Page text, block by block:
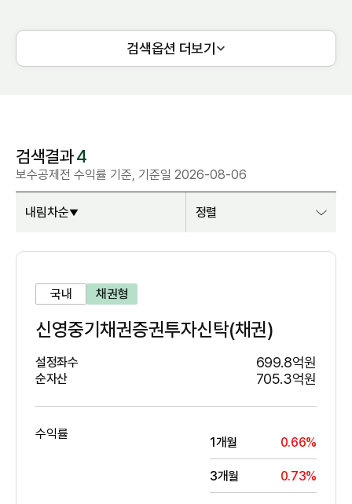
검색옵션 더보기
검색결과4
보수공제전 수익률 기준, 기준일 2026-08-06
내림차순 정렬
국내 채권형
신영중기채권증권투자신탁(채권)
설정좌수 699.8억원
순자산 705.3억원
수익률
1개월 0.66%
3개월 0.73%